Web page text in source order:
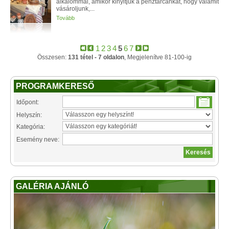
alkalommal, amikor kinyitjuk a pénztárcánkat, hogy valamit
vásároljunk,...
Tovább
1 234567
Összesen: 131 tétel - 7 oldalon, Megjelenítve 81-100-ig
PROGRAMKERESŐ
Időpont:
Helyszín:
Kategória:
Esemény neve:
GALÉRIA AJÁNLÓ